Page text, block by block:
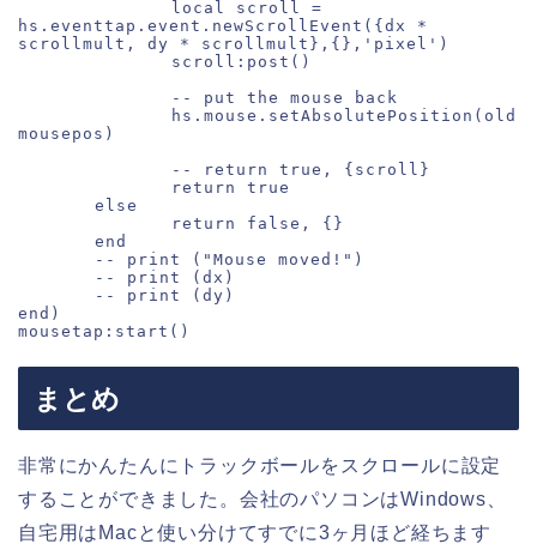
hs.eventtap.event.newScrollEvent({dx *
scrollmult, dy * scrollmult},{},'pixel')
mousepos)
end)
mousetap:start()
まとめ
非常にかんたんにトラックボールをスクロールに設定
することができました。会社のパソコンはWindows、
自宅用はMacと使い分けてすでに3ヶ月ほど経ちます